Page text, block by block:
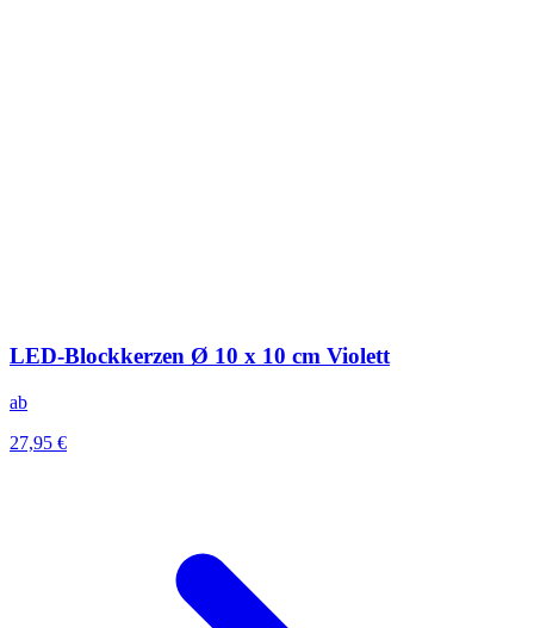
LED-Blockkerzen Ø 10 x 10 cm Violett
ab
27,95 €